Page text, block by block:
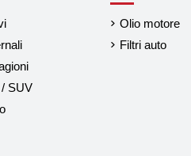
SUV
Olio motore
Filtri auto